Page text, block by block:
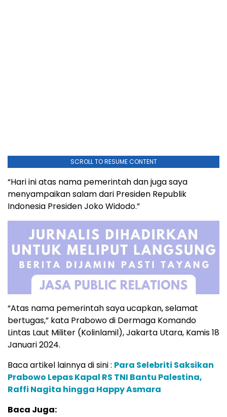
SCROLL TO RESUME CONTENT
“Hari ini atas nama pemerintah dan juga saya
menyampaikan salam dari Presiden Republik
Indonesia Presiden Joko Widodo.”
“Atas nama pemerintah saya ucapkan, selamat
bertugas,” kata Prabowo di Dermaga Komando
Lintas Laut Militer (Kolinlamil), Jakarta Utara, Kamis 18
Januari 2024.
Baca artikel lainnya di sini : Para Selebriti Saksikan
Prabowo Lepas Kapal RS TNI Bantu Palestina,
Raffi Nagita hingga Happy Asmara
Baca Juga: